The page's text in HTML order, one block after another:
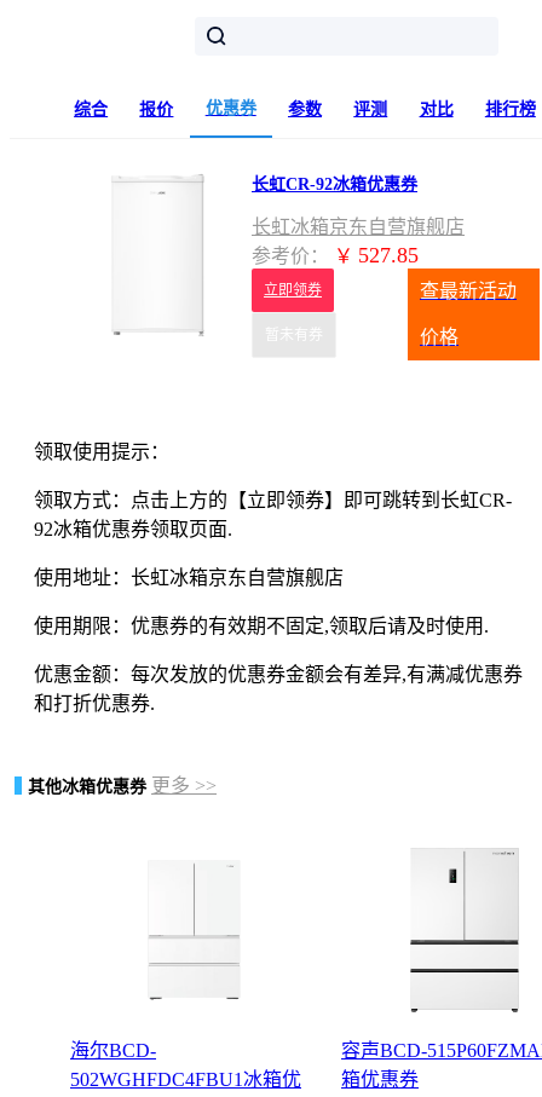
综合 报价 优惠券 参数 评测 对比 排行榜
长虹CR-92冰箱优惠券
长虹冰箱京东自营旗舰店
参考价：
￥ 527.85
立即领券
暂未有券
查最新活动
价格
领取使用提示：
领取方式：点击上方的【立即领券】即可跳转到长虹CR-
92冰箱优惠券领取页面.
使用地址：长虹冰箱京东自营旗舰店
使用期限：优惠券的有效期不固定,领取后请及时使用.
优惠金额：每次发放的优惠券金额会有差异,有满减优惠券
和打折优惠券.
其他冰箱优惠券 更多 >>
海尔BCD-
502WGHFDC4FBU1冰箱优
容声BCD-
箱优惠券